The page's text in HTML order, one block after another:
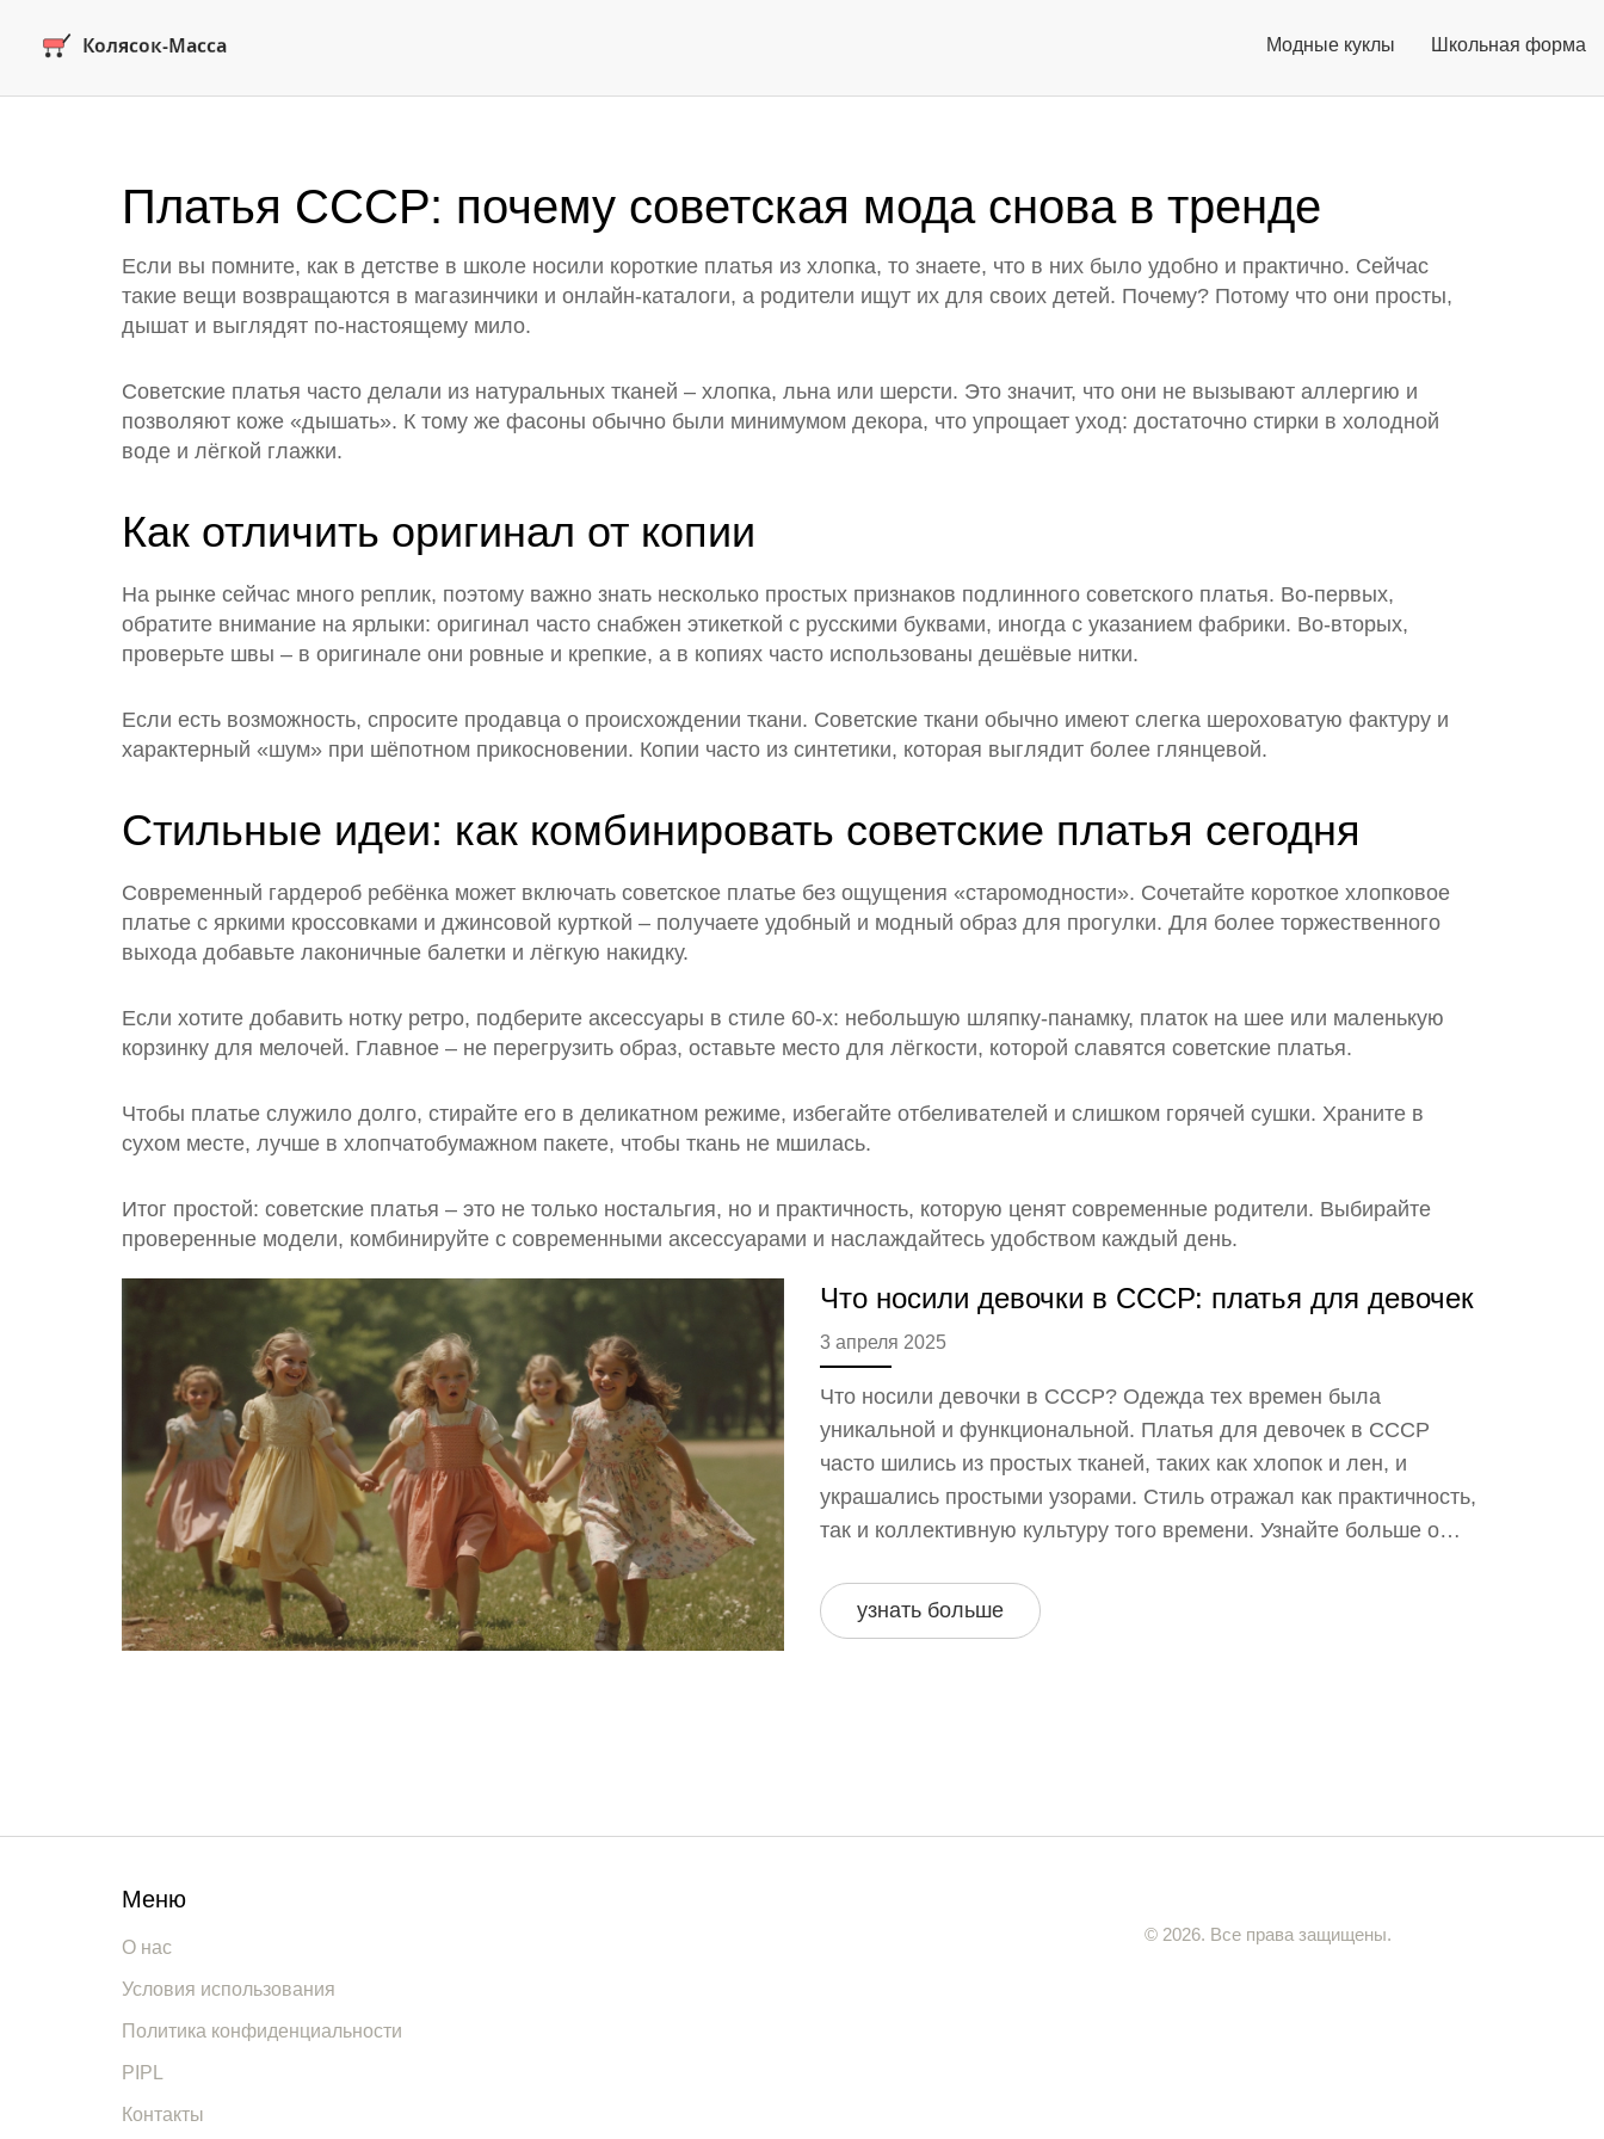
Модные куклы Школьная форма
Платья СССР: почему советская мода снова в тренде
Если вы помните, как в детстве в школе носили короткие платья из хлопка, то знаете, что в них было удобно и практично. Сейчас
такие вещи возвращаются в магазинчики и онлайн‑каталоги, а родители ищут их для своих детей. Почему? Потому что они просты,
дышат и выглядят по‑настоящему мило.
Советские платья часто делали из натуральных тканей – хлопка, льна или шерсти. Это значит, что они не вызывают аллергию и
позволяют коже «дышать». К тому же фасоны обычно были минимумом декора, что упрощает уход: достаточно стирки в холодной
воде и лёгкой глажки.
Как отличить оригинал от копии
На рынке сейчас много реплик, поэтому важно знать несколько простых признаков подлинного советского платья. Во‑первых,
обратите внимание на ярлыки: оригинал часто снабжен этикеткой с русскими буквами, иногда с указанием фабрики. Во‑вторых,
проверьте швы – в оригинале они ровные и крепкие, а в копиях часто использованы дешёвые нитки.
Если есть возможность, спросите продавца о происхождении ткани. Советские ткани обычно имеют слегка шероховатую фактуру и
характерный «шум» при шёпотном прикосновении. Копии часто из синтетики, которая выглядит более глянцевой.
Стильные идеи: как комбинировать советские платья сегодня
Современный гардероб ребёнка может включать советское платье без ощущения «старомодности». Сочетайте короткое хлопковое
платье с яркими кроссовками и джинсовой курткой – получаете удобный и модный образ для прогулки. Для более торжественного
выхода добавьте лаконичные балетки и лёгкую накидку.
Если хотите добавить нотку ретро, подберите аксессуары в стиле 60‑х: небольшую шляпку‑панамку, платок на шее или маленькую
корзинку для мелочей. Главное – не перегрузить образ, оставьте место для лёгкости, которой славятся советские платья.
Чтобы платье служило долго, стирайте его в деликатном режиме, избегайте отбеливателей и слишком горячей сушки. Храните в
сухом месте, лучше в хлопчатобумажном пакете, чтобы ткань не мшилась.
Итог простой: советские платья – это не только ностальгия, но и практичность, которую ценят современные родители. Выбирайте
проверенные модели, комбинируйте с современными аксессуарами и наслаждайтесь удобством каждый день.
Что носили девочки в СССР: платья для девочек
3 апреля 2025
Что носили девочки в СССР? Одежда тех времен была
уникальной и функциональной. Платья для девочек в СССР
часто шились из простых тканей, таких как хлопок и лен, и
украшались простыми узорами. Стиль отражал как практичность,
так и коллективную культуру того времени. Узнайте больше о
узнать больше
Меню
О нас
Условия использования
Политика конфиденциальности
PIPL
Контакты
© 2026. Все права защищены.